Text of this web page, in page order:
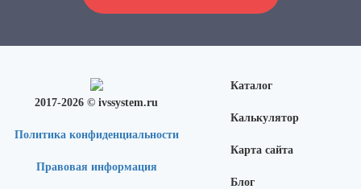
2017-2026 © ivssystem.ru
Политика конфиденциальности
Правовая информация
Каталог
Калькулятор
Карта сайта
Блог